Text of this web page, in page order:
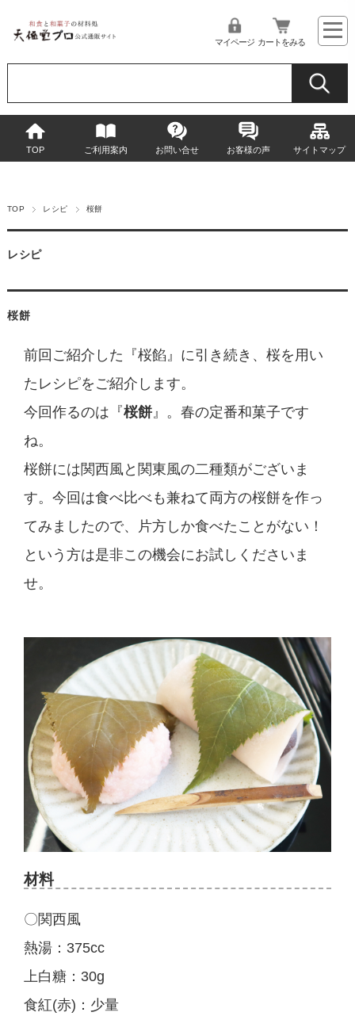
マイページ カートをみる
TOP ご利用案内 お問い合せ お客様の声 サイトマップ
TOP レシピ 桜餅
レシピ
桜餅
前回ご紹介した『桜餡』に引き続き、桜を用い
たレシピをご紹介します。
今回作るのは『桜餅』。春の定番和菓子です
ね。
桜餅には関西風と関東風の二種類がございま
す。今回は食べ比べも兼ねて両方の桜餅を作っ
てみましたので、片方しか食べたことがない！
という方は是非この機会にお試しくださいま
せ。
材料
〇関西風
熱湯：375cc
上白糖：30g
食紅(赤)：少量